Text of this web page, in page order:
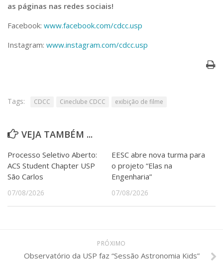
as páginas nas redes sociais!
Facebook: www.facebook.com/cdcc.usp
Instagram: www.instagram.com/cdcc.usp
Tags: CDCC Cineclube CDCC exibição de filme
VEJA TAMBÉM ...
Processo Seletivo Aberto:
ACS Student Chapter USP
São Carlos
07/08/2026
EESC abre nova turma para
o projeto “Elas na
Engenharia”
07/08/2026
PRÓXIMO
Observatório da USP faz “Sessão Astronomia Kids”